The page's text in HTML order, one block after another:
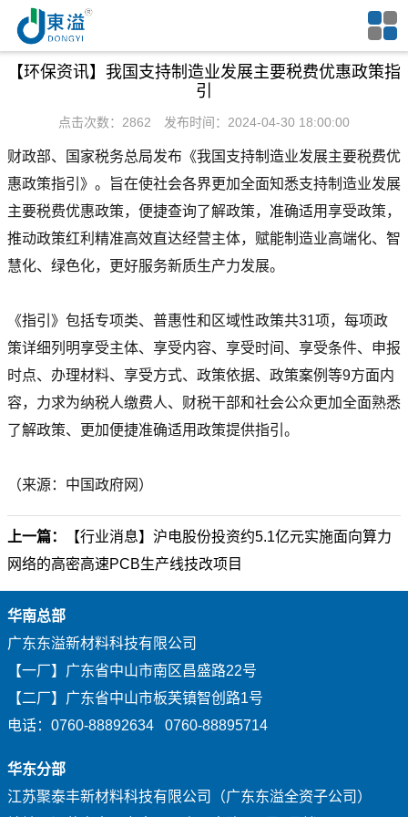
【环保资讯】我国支持制造业发展主要税费优惠政策指
引
点击次数：2862 发布时间：2024-04-30 18:00:00
财政部、国家税务总局发布《我国支持制造业发展主要税费优
惠政策指引》。旨在使社会各界更加全面知悉支持制造业发展
主要税费优惠政策，便捷查询了解政策，准确适用享受政策，
推动政策红利精准高效直达经营主体，赋能制造业高端化、智
慧化、绿色化，更好服务新质生产力发展。
《指引》包括专项类、普惠性和区域性政策共31项，每项政
策详细列明享受主体、享受内容、享受时间、享受条件、申报
时点、办理材料、享受方式、政策依据、政策案例等9方面内
容，力求为纳税人缴费人、财税干部和社会公众更加全面熟悉
了解政策、更加便捷准确适用政策提供指引。
（来源：中国政府网）
上一篇：
【行业消息】沪电股份投资约5.1亿元实施面向算力
网络的高密高速PCB生产线技改项目​
华南总部
广东东溢新材料科技有限公司
【一厂】广东省中山市南区昌盛路22号
【二厂】广东省中山市板芙镇智创路1号
电话：0760-88892634 0760-88895714
华东分部
江苏聚泰丰新材料科技有限公司（广东东溢全资子公司）